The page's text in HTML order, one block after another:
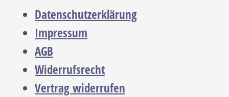
Datenschutzerklärung
Impressum
AGB
Widerrufsrecht
Vertrag widerrufen